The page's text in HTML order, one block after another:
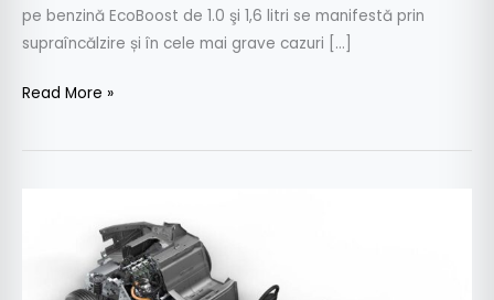
pe benzină EcoBoost de 1.0 şi 1,6 litri se manifestă prin
supraîncălzire și în cele mai grave cazuri […]
Read More »
motoarele